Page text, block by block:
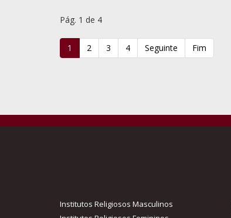
Pág. 1 de 4
1 2 3 4 Seguinte Fim
Institutos Religiosos Masculinos